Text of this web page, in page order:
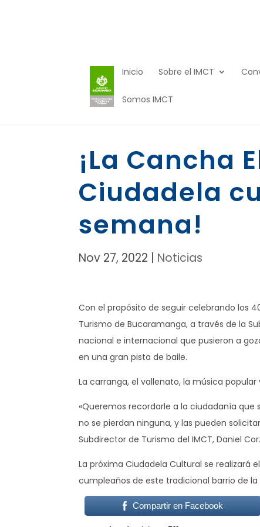
Inicio Sobre el IMCT
Somos IMCT
¡La Cancha
Ciudadela
semana!
Nov 27, 2022 Noticias
Con el propósito de seguir celebrando los
Turismo de Bucaramanga, a través de la
nacional e internacional que pusieron a
en una gran pista de baile.
La carranga, el vallenato, la música
«Queremos recordarle a la ciudadanía
no se pierdan ninguna, y las pueden
Subdirector de Turismo del IMCT, Daniel
La próxima Ciudadela Cultural se realizará
cumpleaños de este tradicional barrio de la
Compartir en Facebook